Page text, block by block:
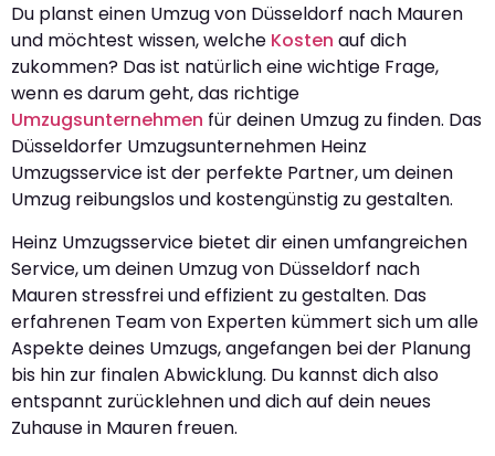
Du planst einen Umzug von Düsseldorf nach Mauren
und möchtest wissen, welche Kosten auf dich
zukommen? Das ist natürlich eine wichtige Frage,
wenn es darum geht, das richtige
Umzugsunternehmen für deinen Umzug zu finden. Das
Düsseldorfer Umzugsunternehmen Heinz
Umzugsservice ist der perfekte Partner, um deinen
Umzug reibungslos und kostengünstig zu gestalten.
Heinz Umzugsservice bietet dir einen umfangreichen
Service, um deinen Umzug von Düsseldorf nach
Mauren stressfrei und effizient zu gestalten. Das
erfahrenen Team von Experten kümmert sich um alle
Aspekte deines Umzugs, angefangen bei der Planung
bis hin zur finalen Abwicklung. Du kannst dich also
entspannt zurücklehnen und dich auf dein neues
Zuhause in Mauren freuen.